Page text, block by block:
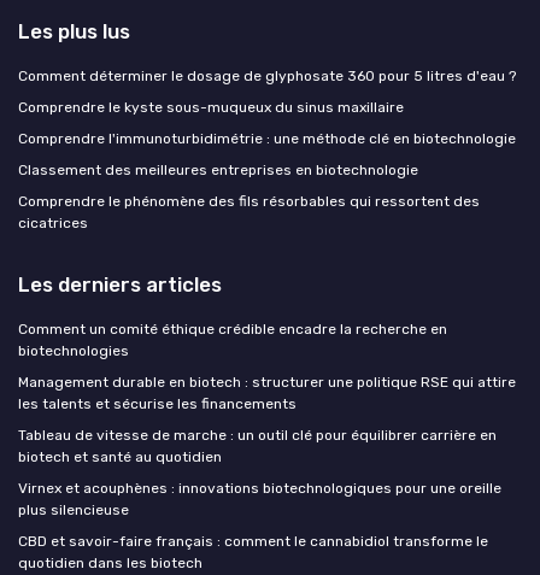
Les plus lus
Comment déterminer le dosage de glyphosate 360 pour 5 litres d'eau ?
Comprendre le kyste sous-muqueux du sinus maxillaire
Comprendre l'immunoturbidimétrie : une méthode clé en biotechnologie
Classement des meilleures entreprises en biotechnologie
Comprendre le phénomène des fils résorbables qui ressortent des
cicatrices
Les derniers articles
Comment un comité éthique crédible encadre la recherche en
biotechnologies
Management durable en biotech : structurer une politique RSE qui attire
les talents et sécurise les financements
Tableau de vitesse de marche : un outil clé pour équilibrer carrière en
biotech et santé au quotidien
Virnex et acouphènes : innovations biotechnologiques pour une oreille
plus silencieuse
CBD et savoir-faire français : comment le cannabidiol transforme le
quotidien dans les biotech